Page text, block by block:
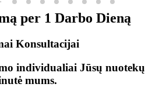
per 1 Darbo Dieną
Konsultacijai
individualiai Jūsų nuotekų
mums.